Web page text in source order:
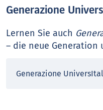
Generazione
Lernen Sie auch
– die neue Generation
Generazione